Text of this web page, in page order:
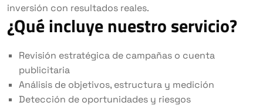
inversión con resultados reales.
¿Qué incluye nuestro servicio?
Revisión estratégica de campañas o cuenta
publicitaria
Análisis de objetivos, estructura y medición
Detección de oportunidades y riesgos